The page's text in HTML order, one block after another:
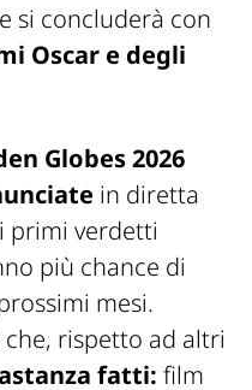
si concluderà con
Oscar e degli
Globes 2026
in diretta
primi verdetti
più chance di
mesi.
rispetto ad altri
fatti: film